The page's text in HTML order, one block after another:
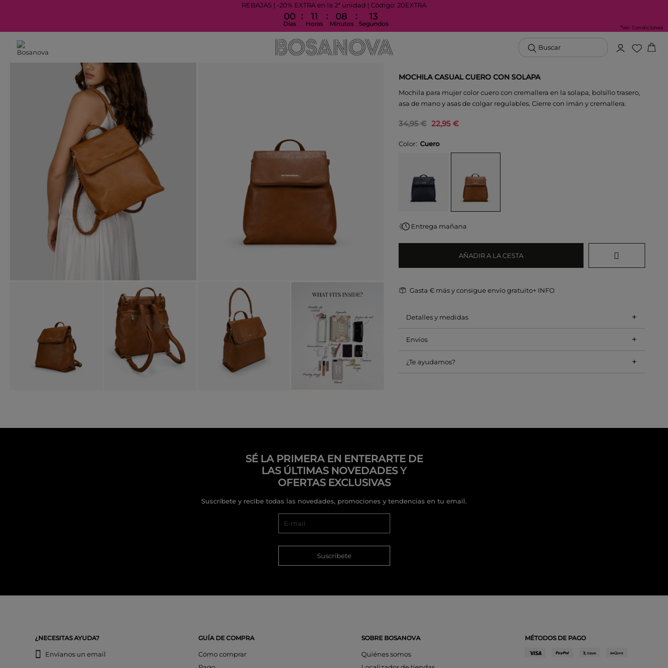
REBAJAS | -20% EXTRA en la 2ª unidad | Código: 20EXTRA
00
Días
: 11
Horas
: 08
Minutos
: 13
Segundos
*Ver Condiciones
Buscar
MOCHILA CASUAL CUERO CON SOLAPA
Mochila para mujer color cuero con cremallera en la solapa, bolsillo trasero,
asa de mano y asas de colgar regulables. Cierre con imán y cremallera.
22,95 €
34,95 €
Color Cuero
Entrega mañana
AÑADIR A LA CESTA
Gasta€ más y consigue envío gratuito+ INFO
Detalles y medidas +
Envíos +
¿Te ayudamos? +
SÉ LA PRIMERA EN ENTERARTE DE
LAS ÚLTIMAS NOVEDADES Y
OFERTAS EXCLUSIVAS
Suscríbete y recibe todas las novedades, promociones y tendencias en tu email.
Suscríbete
¿NECESITAS AYUDA?
Envíanos un email
GUÍA DE COMPRA
Cómo comprar
SOBRE BOSANOVA
Quiénes somos
MÉTODOS DE PAGO